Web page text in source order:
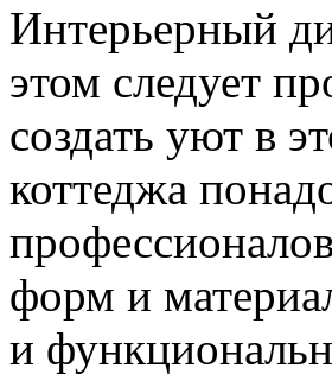
Интерьерный
этом следует
создать уют в
коттеджа
форм и
и